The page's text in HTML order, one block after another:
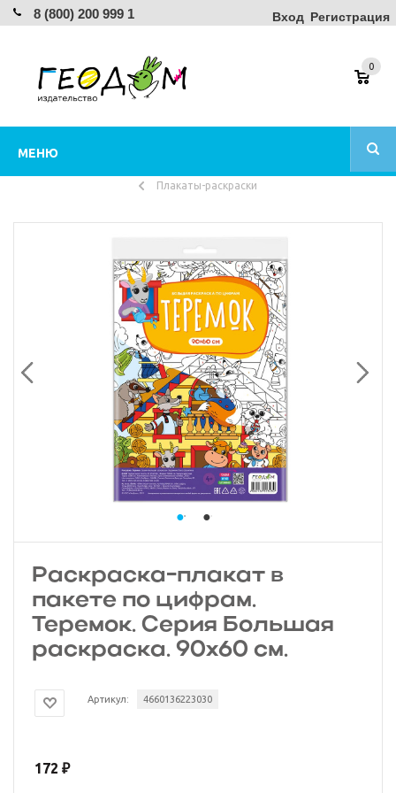
8 (800) 200 999 1 Вход Регистрация
МЕНЮ
0
Плакаты-раскраски
Раскраска-плакат в
пакете по цифрам.
Теремок. Серия Большая
раскраска. 90х60 см.
Артикул: 4660136223030
172 ₽